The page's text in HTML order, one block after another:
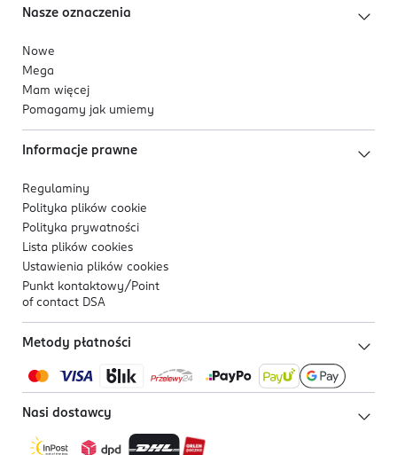
Nasze oznaczenia
Nowe
Mega
Mam więcej
Pomagamy jak umiemy
Informacje prawne
Regulaminy
Polityka plików cookie
Polityka prywatności
Lista plików cookies
Ustawienia plików cookies
Punkt kontaktowy/ Point
of contact DSA
Metody płatności
Nasi dostawcy